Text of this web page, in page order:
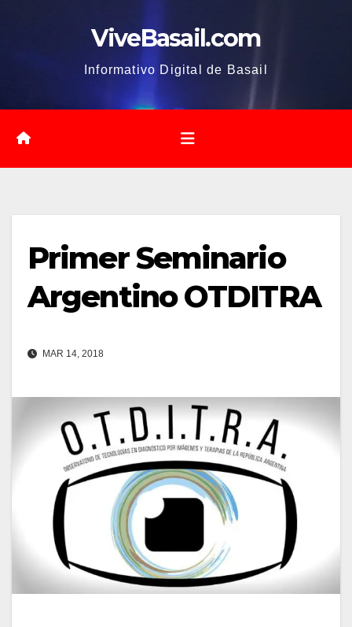
ViveBasail.com
Informativo Digital de Basail
Primer Seminario
Argentino OTDITRA
MAR 14, 2018